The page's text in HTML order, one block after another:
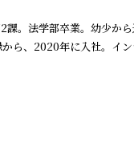
課。法学部卒業。幼少か
ら、2020年に入社。イ